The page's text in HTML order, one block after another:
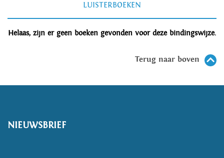
LUISTERBOEKEN
Helaas, zijn er geen boeken gevonden voor deze bindingswijze.
Terug naar boven
NIEUWSBRIEF